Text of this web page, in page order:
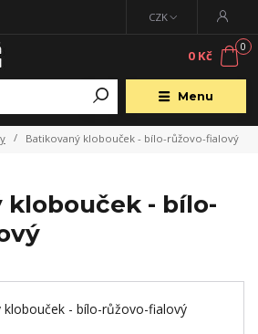
Menu
CZK
0
0 Kč
Batikovaný klobouček - bílo-růžovo-fialový
klobouček - bílo-